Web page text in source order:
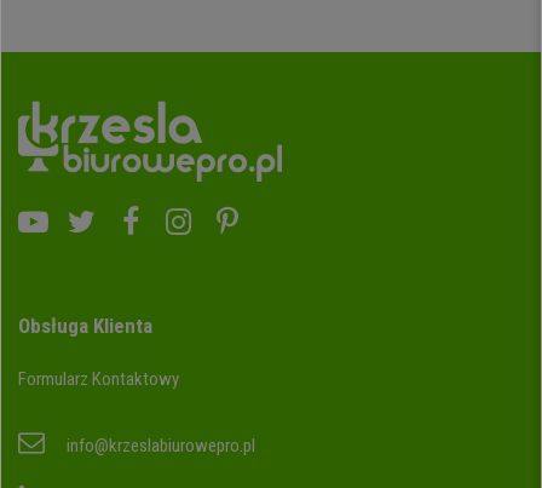
Obsługa Klienta
Formularz Kontaktowy
info@krzeslabiurowepro.pl